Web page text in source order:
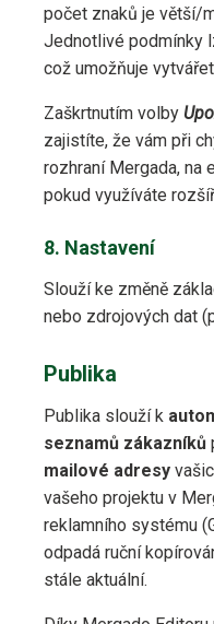
počet znaků je větší/
Jednotlivé podmínky
což umožňuje
Zaškrtnutím volby
zajistíte, že vám při
rozhraní Mergada, na
pokud využíváte
8. Nastavení
Slouží ke změně
nebo zdrojových dat
Publika
Publika slouží k
seznamů zákazníků
mailové adresy
vašeho projektu v
reklamního systému
odpadá ruční
stále aktuální.